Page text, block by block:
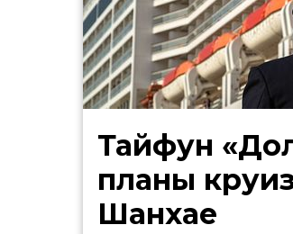
Тайфун
планы
Шанхае